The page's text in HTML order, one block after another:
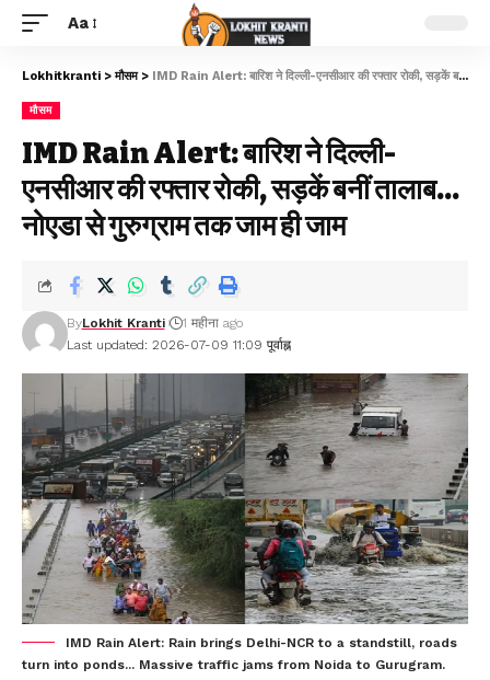
Aa
Lokhitkranti >मौसम> IMD Rain Alert: बारिश ने दिल्ली-एनसीआर की रफ्तार रोकी, सड़कें बनीं तालाब… नोएडा से गुरुग्राम तक जाम ही जाम
मौसम
IMD Rain Alert: बारिश ने दिल्ली-
एनसीआर की रफ्तार रोकी, सड़कें बनीं तालाब…
नोएडा से गुरुग्राम तक जाम ही जाम
Last updated: 2026-07-09 11:09 पूर्वाह्न
ByLokhit Kranti 1 महीना ago
IMD Rain Alert: Rain brings Delhi-NCR to a standstill, roads
turn into ponds... Massive traffic jams from Noida to Gurugram.